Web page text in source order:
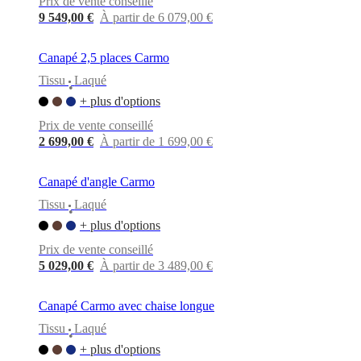
qualitéRencontre
designersPersonnalisationCarrières
d’accessibilité Devenir
franchiséProfessionalsTrade
ProgramProjectsArticles
9 549,00 € À partir de 6 079,00 €
Canapé 2,5 places Carmo
Tissu
•
Laqué
+ plus d'options
Prix de vente conseillé
2 699,00 € À partir de 1 699,00 €
Canapé d'angle Carmo
Tissu
•
Laqué
+ plus d'options
Prix de vente conseillé
5 029,00 € À partir de 3 489,00 €
Canapé Carmo avec chaise longue
Tissu
•
Laqué
+ plus d'options